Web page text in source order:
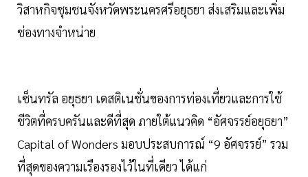
วิสาหกิจชุมชนจังหวัดพระนครศรีอยุธยา ส่งเสริมและเพิ่ม
ช่องทางจำหน่าย
เซ็นทรัล อยุธยา เดสติเนชั่นของการท่องเที่ยวและการใช้
ชีวิตที่ครบครันและดีที่สุด ภายใต้แนวคิด “อัศจรรย์อยุธยา”
Capital of Wonders มอบประสบการณ์ “9 อัศจรรย์” รวม
ที่สุดของความเรืองรองไว้ในที่เดียว ได้แก่